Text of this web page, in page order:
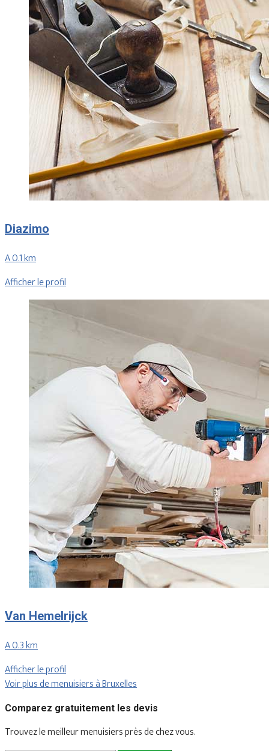
Diazimo
A 0.1 km
Afficher le profil
Van Hemelrijck
A 0.3 km
Afficher le profil
Voir plus de menuisiers à Bruxelles
Comparez gratuitement les devis
Trouvez le meilleur menuisiers près de chez vous.